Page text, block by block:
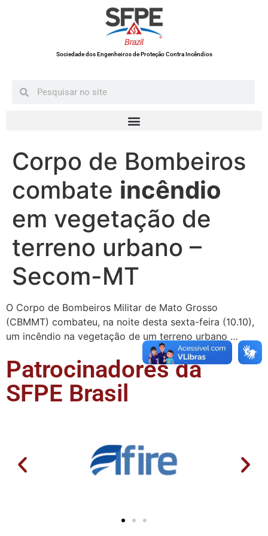
Sociedade dos Engenheiros de Proteção Contra Incêndios
Corpo de Bombeiros
combate incêndio
em vegetação de
terreno urbano –
Secom-MT
O Corpo de Bombeiros Militar de Mato Grosso
(CBMMT) combateu, na noite desta sexta-feira (10.10),
um incêndio na vegetação de um terreno urbano …
Patrocinadores da
SFPE Brasil